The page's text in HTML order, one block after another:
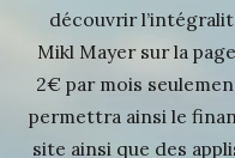
découvrir
Mikl Mayer sur la
2€ par mois
permettra ainsi le
site ainsi que des